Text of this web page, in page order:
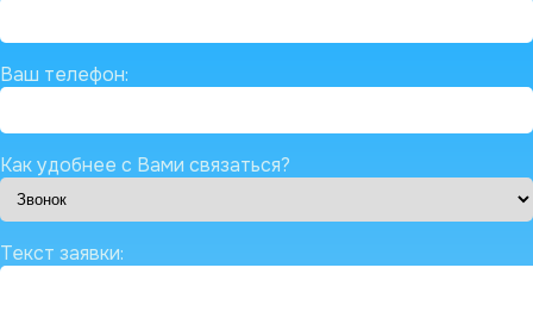
Ваш телефон:
Как удобнее с Вами связаться?
Текст заявки: